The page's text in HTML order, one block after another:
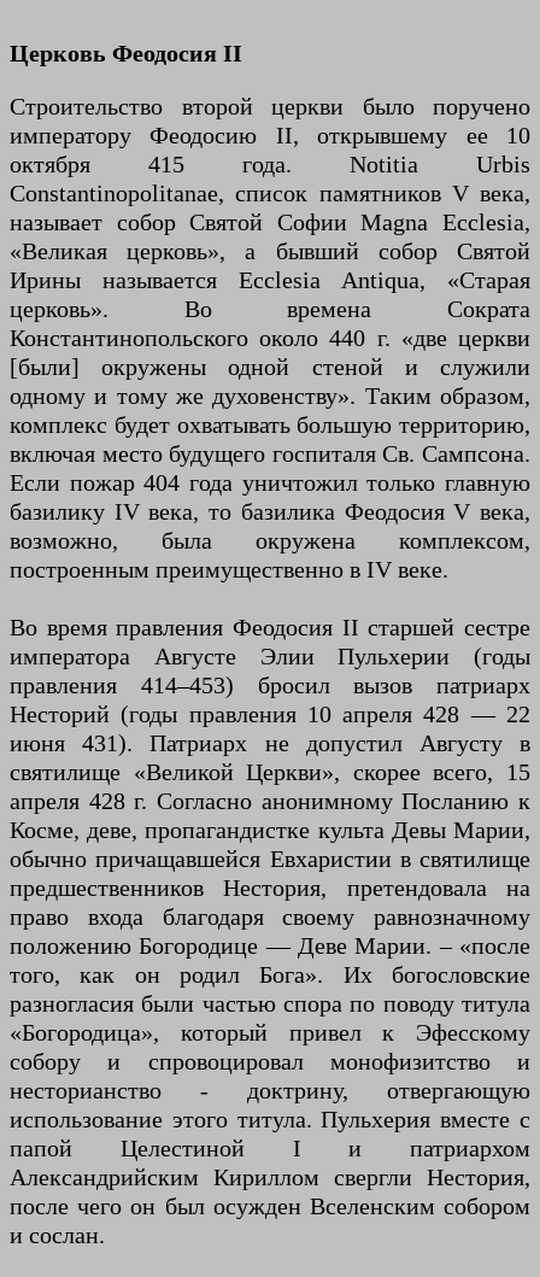
Церковь Феодосия II
Строительство второй церкви было поручено
императору Феодосию II, открывшему ее 10
октября 415 года. Notitia Urbis
Constantinopolitanae, список памятников V века,
называет собор Святой Софии Magna Ecclesia,
«Великая церковь», а бывший собор Святой
Ирины называется Ecclesia Antiqua, «Старая
церковь». Во времена Сократа
Константинопольского около 440 г. «две церкви
[были] окружены одной стеной и служили
одному и тому же духовенству». Таким образом,
комплекс будет охватывать большую территорию,
включая место будущего госпиталя Св. Сампсона.
Если пожар 404 года уничтожил только главную
базилику IV века, то базилика Феодосия V века,
возможно, была окружена комплексом,
построенным преимущественно в IV веке.
Во время правления Феодосия II старшей сестре
императора Августе Элии Пульхерии (годы
правления 414–453) бросил вызов патриарх
Несторий (годы правления 10 апреля 428 — 22
июня 431). Патриарх не допустил Августу в
святилище «Великой Церкви», скорее всего, 15
апреля 428 г. Согласно анонимному Посланию к
Косме, деве, пропагандистке культа Девы Марии,
обычно причащавшейся Евхаристии в святилище
предшественников Нестория, претендовала на
право входа благодаря своему равнозначному
положению Богородице — Деве Марии. – «после
того, как он родил Бога». Их богословские
разногласия были частью спора по поводу титула
«Богородица», который привел к Эфесскому
собору и спровоцировал монофизитство и
несторианство - доктрину, отвергающую
использование этого титула. Пульхерия вместе с
папой Целестиной I и патриархом
Александрийским Кириллом свергли Нестория,
после чего он был осужден Вселенским собором
и сослан.